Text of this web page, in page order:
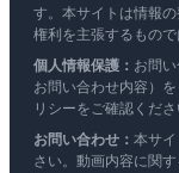
す。本サイトは情報
権利を主張するもので
個人情報保護： お問
お問い合わせ内容）
リシーをご確認くださ
お問い合わせ： 本サ
さい。動画内容に関